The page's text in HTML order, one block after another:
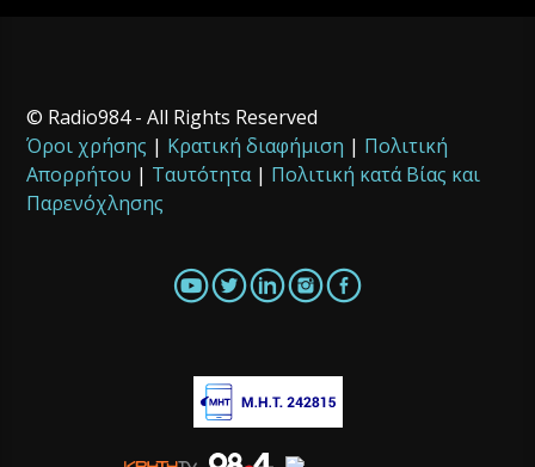
© Radio984 - All Rights Reserved
Όροι χρήσης | Κρατική διαφήμιση | Πολιτική
Απορρήτου | Ταυτότητα| Πολιτική κατά Βίας και
Παρενόχλησης